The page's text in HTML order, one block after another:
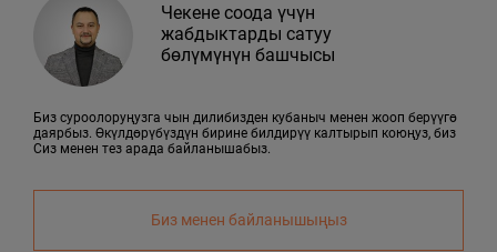
Биз суроолоруңузга чын дилибизден кубаныч менен жооп берүүгө
даярбыз. Өкүлдөрүбүздүн бирине билдирүү калтырып коюңуз, биз
Сиз менен тез арада байланышабыз.
Чекене соода үчүн
жабдыктарды сатуу
бөлүмүнүн башчысы
Биз менен байланышыңыз